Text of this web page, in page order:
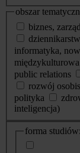
obszar
biznes,
informatyka,
międzykulturowa
public relations
rozwój
polityka
inteligencja)
dodatkowe
informacje
forma studiów: